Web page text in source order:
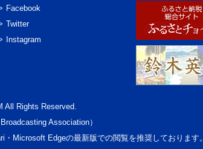
Facebook
Twitter
Instagram
All Rights Reserved.
Association）
Microsoft Edgeの最新版での閲覧を推奨しております。